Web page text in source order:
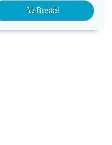
Bestel